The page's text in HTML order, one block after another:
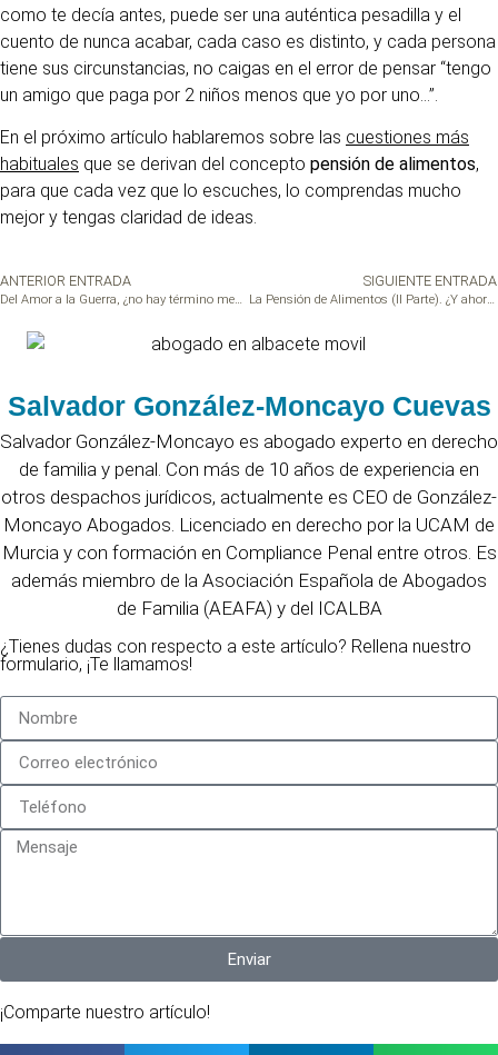
como te decía antes, puede ser una auténtica pesadilla y el
cuento de nunca acabar, cada caso es distinto, y cada persona
tiene sus circunstancias, no caigas en el error de pensar “tengo
un amigo que paga por 2 niños menos que yo por uno…”.
En el próximo artículo hablaremos sobre las cuestiones más
habituales que se derivan del concepto pensión de alimentos,
para que cada vez que lo escuches, lo comprendas mucho
mejor y tengas claridad de ideas.
ANTERIOR ENTRADA
Del Amor a la Guerra, ¿no hay término medio?
SIGUIENTE ENTRADA
La Pensión de Alimentos (II Parte). ¿Y ahora qué?
Salvador González-Moncayo Cuevas
Salvador González-Moncayo es abogado experto en derecho
de familia y penal. Con más de 10 años de experiencia en
otros despachos jurídicos, actualmente es CEO de González-
Moncayo Abogados. Licenciado en derecho por la UCAM de
Murcia y con formación en Compliance Penal entre otros. Es
además miembro de la Asociación Española de Abogados
de Familia (AEAFA) y del ICALBA
¿Tienes dudas con respecto a este artículo? Rellena nuestro
formulario, ¡Te llamamos!
Enviar
¡Comparte nuestro artículo!